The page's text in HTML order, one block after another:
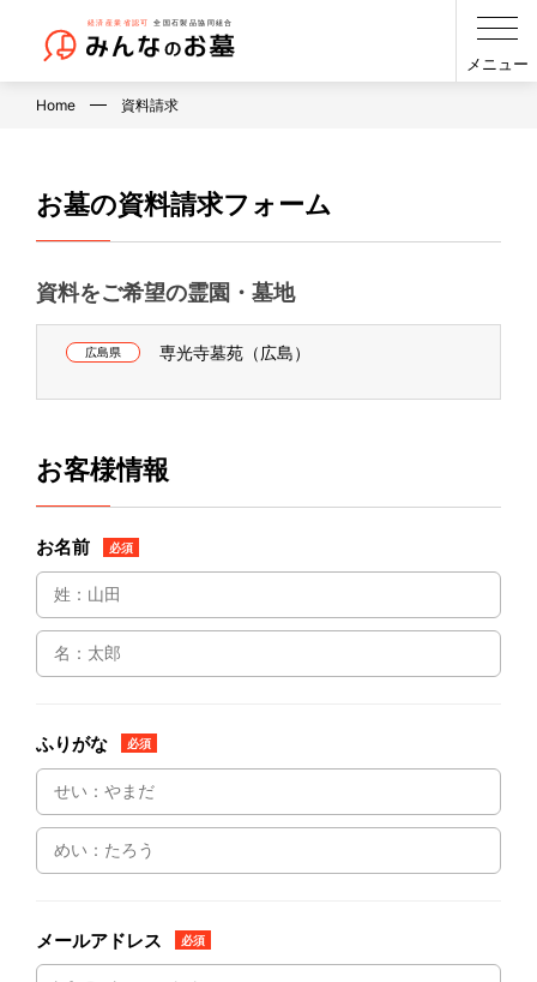
メニュー
Home 資料請求
お墓の資料請求フォーム
資料をご希望の霊園・墓地
広島県 専光寺墓苑（広島）
お客様情報
お名前 必須
ふりがな 必須
メールアドレス 必須